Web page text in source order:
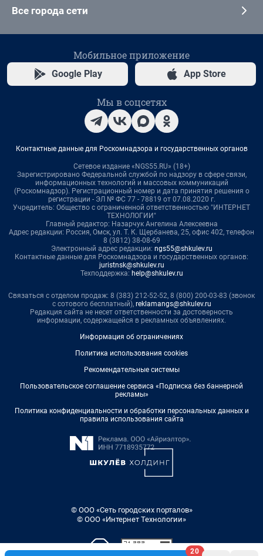
20
Все города сети
Мобильное приложение
Google Play App Store
Мы в соцсетях
Контактные данные для Роскомнадзора и государственных органов
Сетевое издание «NGS55.RU» (18+)
Зарегистрировано Федеральной службой по надзору в сфере связи,
информационных технологий и массовых коммуникаций
(Роскомнадзор). Регистрационный номер и дата принятия решения о
регистрации - ЭЛ № ФС 77 - 78819 от 07.08.2020 г.
Учредитель: Общество с ограниченной ответственностью "ИНТЕРНЕТ
ТЕХНОЛОГИИ"
Главный редактор: Назарчук Ангелина Алексеевна
Адрес редакции: Россия, Омск, ул. Т. К. Щербанева, 25, офис 402, телефон
8 (3812) 38-08-69
Электронный адрес редакции: ngs55@shkulev.ru
Контактные данные для Роскомнадзора и государственных органов:
juristnsk@shkulev.ru
Техподдержка: help@shkulev.ru
Связаться с отделом продаж: 8 (383) 212-52-52, 8 (800) 200-03-83 (звонок
с сотового бесплатный), reklamangs@shkulev.ru
Редакция сайта не несет ответственности за достоверность
информации, содержащейся в рекламных объявлениях.
Информация об ограничениях
Политика использования cookies
Рекомендательные системы
Пользовательское соглашение сервиса «Подписка без баннерной
рекламы»
Политика конфиденциальности и обработки персональных данных и
правила использования сайта
© ООО «Сеть городских порталов»
© ООО «Интернет Технологии»